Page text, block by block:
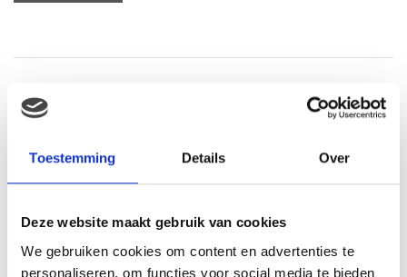
Toestemming Details Over
Deze website maakt gebruik van cookies
We gebruiken cookies om content en advertenties te
personaliseren, om functies voor social media te bieden
Gerelateerde producten